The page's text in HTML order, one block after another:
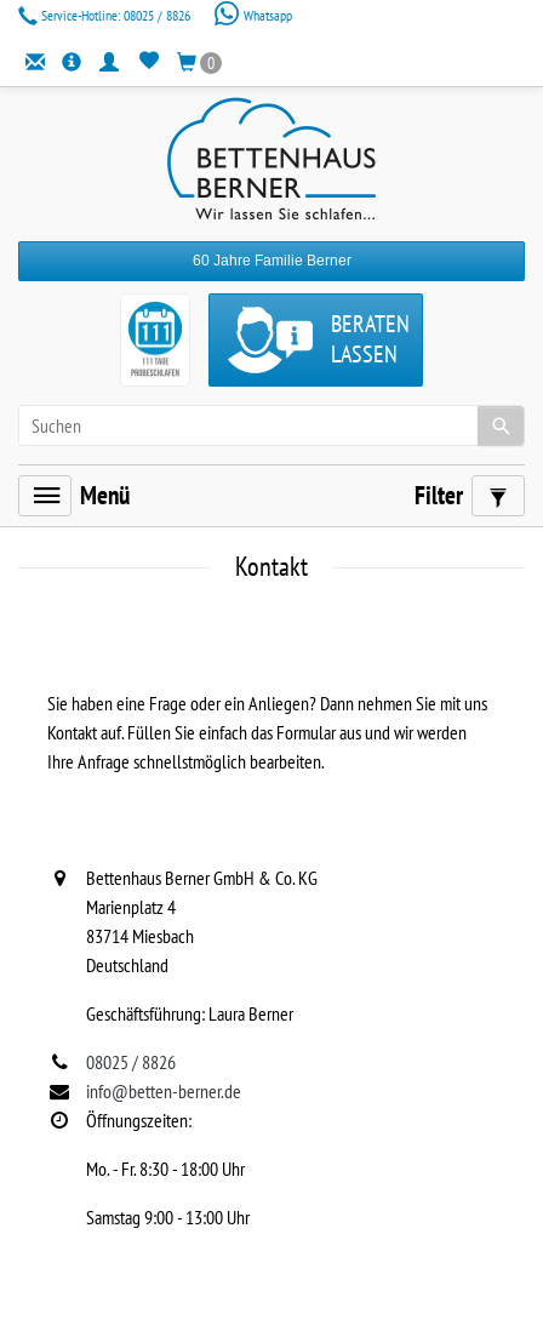
Service-Hotline: 08025 / 8826 Whatsapp
0
60 Jahre Familie Berner
BERATEN
LASSEN
Menü Filter
Kontakt
Sie haben eine Frage oder ein Anliegen? Dann nehmen Sie mit uns
Kontakt auf. Füllen Sie einfach das Formular aus und wir werden
Ihre Anfrage schnellstmöglich bearbeiten.
Bettenhaus Berner GmbH & Co. KG
Marienplatz 4
83714 Miesbach
Deutschland
Geschäftsführung: Laura Berner
08025 / 8826
info@betten-berner.de
Öffnungszeiten:
Mo. - Fr. 8:30 - 18:00 Uhr
Samstag 9:00 - 13:00 Uhr